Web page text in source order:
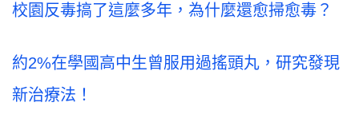
校園反毒搞了這麼多年，為什麼還愈掃愈毒？
約2%在學國高中生曾服用過搖頭丸，研究發現
新治療法！